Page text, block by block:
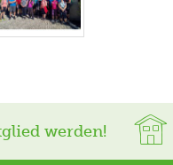
werden!